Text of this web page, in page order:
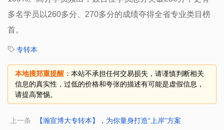
多名学员以260多分、270多分的成绩夺得全省专业类目榜
首。
专转本
本地搜郑重提醒： 本站不承担任何交易损失，请谨慎判断相关
信息的真实性，过低的价格和夸张的描述有可能是虚假信息，
请提高警惕。
上一条
【瀚宣博大专转本】，为你量身打造“上岸”方案